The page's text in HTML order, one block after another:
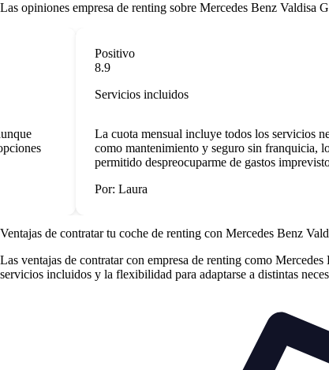
Las opiniones empresa de renting sobre Mercedes Benz Valdisa
Positivo
8.9
Servicios incluidos
La cuota mensual incluye todos los servicios
como mantenimiento y seguro sin franquicia, lo
permitido despreocuparme de gastos imprevistos.
Por: Laura
Ventajas de contratar tu coche de renting con Mercedes Benz
Las ventajas de contratar con empresa de renting como Mercedes
servicios incluidos y la flexibilidad para adaptarse a distintas